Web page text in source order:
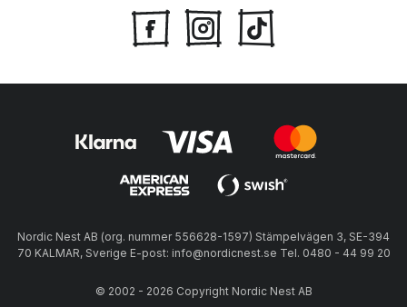
Nordic Nest AB (org. nummer 556628-1597) Stämpelvägen 3, SE-394
70 KALMAR, Sverige E-post: info@nordicnest.se Tel. 0480 - 44 99 20
© 2002 - 2026 Copyright Nordic Nest AB